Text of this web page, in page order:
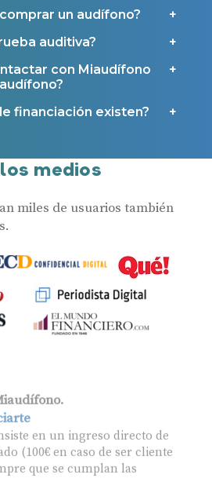
un audífono?
auditiva?
con Miaudífono
financiación existen?
medios
miles de usuarios también
en un ingreso directo de
(100€ en caso de ser cliente
que se cumplan las